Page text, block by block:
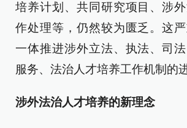
培养计划、共同研究项目、涉
作处理等，仍然较为匮乏。这
一体推进涉外立法、执法、司
服务、法治人才培养工作机制的
涉外法治人才培养的新理念